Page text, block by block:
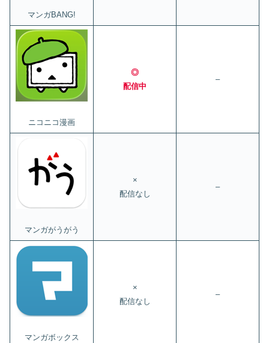
マンガBANG!
ニコニコ漫画
◎
配信中
–
マンガがうがう
×
配信なし
–
マンガボックス
×
配信なし
–